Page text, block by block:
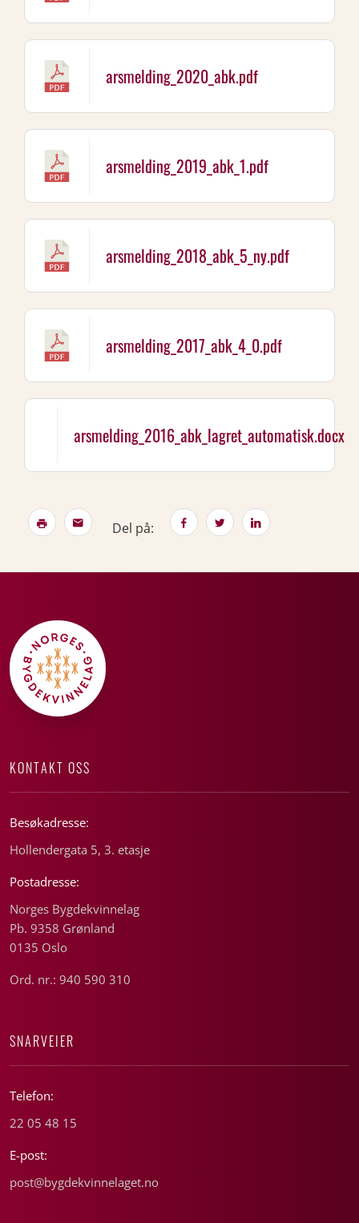
arsmelding_2020_abk.pdf
arsmelding_2019_abk_1.pdf
arsmelding_2018_abk_5_ny.pdf
arsmelding_2017_abk_4_0.pdf
arsmelding_2016_abk_lagret_automatisk.docx
Del på:
KONTAKT OSS
Besøkadresse:
Hollendergata 5, 3. etasje
Postadresse:
Norges Bygdekvinnelag
Pb. 9358 Grønland
0135 Oslo
Ord. nr.: 940 590 310
SNARVEIER
Telefon:
22 05 48 15
E-post:
post@bygdekvinnelaget.no